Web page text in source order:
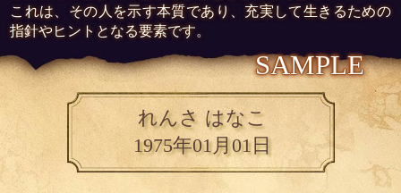
これは、その人を示す本質であり、充実して生きるための
指針やヒントとなる要素です。
れんさ はなこ
1975年01月01日
SAMPLE